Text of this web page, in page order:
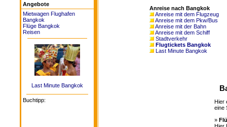
Angebote
Mietwagen Flughafen
Bangkok
Flüge Bangkok
Reisen
Last Minute Bangkok
Buchtipp:
Anreise nach Bangkok
Anreise mit dem Flugzeug
Anreise mit dem Pkw/Bus
Anreise mit der Bahn
Anreise mit dem Schiff
Stadtverkehr
Flugtickets Bangkok
Last Minute Bangkok
Hier
eine
»